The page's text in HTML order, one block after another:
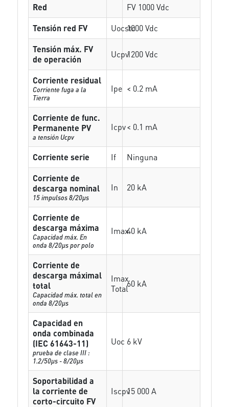
Red
FV 1000 Vdc
Tensión red FV
Uocstc1000 Vdc
Tensión máx. FV
de operación
Ucpv1200 Vdc
Corriente residual
Corriente fuga a la
Tierra
Ipe < 0.2 mA
Corriente de func.
Permanente PV
a tensión Ucpv
Icpv< 0.1 mA
Corriente serie If
Ninguna
Corriente de
descarga nominal
15 impulsos 8/20µs
In 20 kA
Corriente de
descarga máxima
Capacidad máx. En
onda 8/20µs por polo
Imax40 kA
Corriente de
descarga máximal
total
Capacidad máx. total en
onda 8/20µs
Imax
Total60 kA
Capacidad en
onda combinada
(IEC 61643-11)
prueba de clase III :
1.2/50µs - 8/20µs
Uoc 6 kV
Soportabilidad a
la corriente de
corto-circuito FV
Iscpv15 000 A